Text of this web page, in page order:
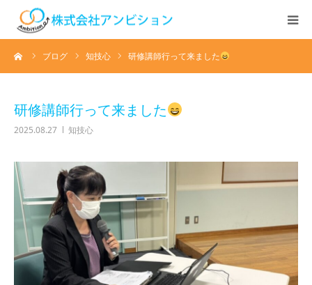
ブログ 知技心 研修講師行って来ました
研修講師行って来ました
2025.08.27 知技心
ホーム
サービス紹介
デイステーション
居宅介護・訪問介護
快護ラボ知技心